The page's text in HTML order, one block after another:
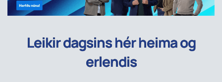
Leikir dagsins hér heima og
erlendis